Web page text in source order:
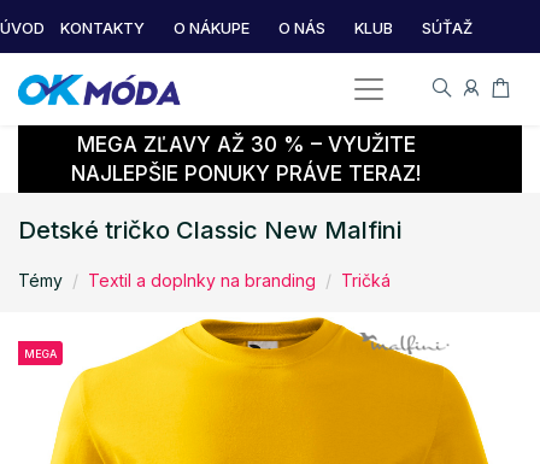
ÚVOD KONTAKTY O NÁKUPE O NÁS KLUB SÚŤAŽ
MEGA ZĽAVY AŽ 30 % – VYUŽITE
NAJLEPŠIE PONUKY PRÁVE TERAZ!
Detské tričko Classic New Malfini
Témy Textil a doplnky na branding Tričká
MEGA